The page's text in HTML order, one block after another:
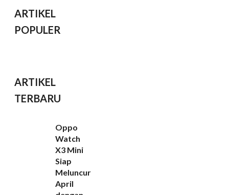
ARTIKEL
POPULER
ARTIKEL
TERBARU
Oppo
Watch
X3 Mini
Siap
Meluncur
April